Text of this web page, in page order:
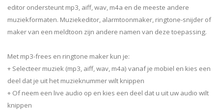
editor ondersteunt mp3, aiff, wav, m4a en de meeste andere
muziekformaten. Muziekeditor, alarmtoonmaker, ringtone-snijder of
maker van een meldtoon zijn andere namen van deze toepassing.
Met mp3-frees en ringtone maker kun je:
+ Selecteer muziek (mp3, aiff, wav, m4a) vanaf je mobiel en kies een
deel dat je uit het muzieknummer wilt knippen
+ Of neem een ​​live audio op en kies een deel dat u uit uw audio wilt
knippen